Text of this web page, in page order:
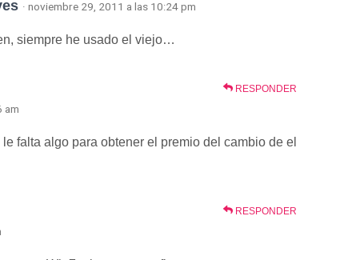
· noviembre 29, 2011 a las 10:24 pm
siempre he usado el viejo…
RESPONDER
am
falta algo para obtener el premio del cambio de el
RESPONDER